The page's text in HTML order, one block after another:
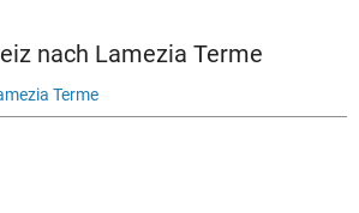
nach Lamezia Terme
Terme